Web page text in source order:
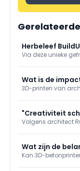
Herbeleef
brandveiligheid
Via deze unieke
Wat is de
het ontwerp-
3D-printen van
betaalbaar. In
bouwen kan er
"Creativiteit
Volgens architect
efficiëntere,
bouwpraktijk. Met
Wat zijn de
interactieve
bouwen?
Kan 3D-